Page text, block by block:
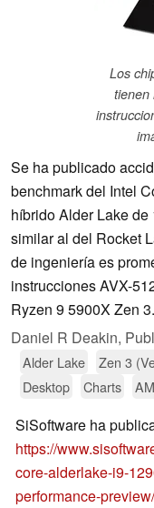
Los
tienen
Se ha publicado
benchmark del Intel
híbrido Alder Lake
similar al del Rocket
de ingeniería es
instrucciones AVX-
Ryzen 9 5900X Zen 3.
Daniel R Deakin,
Alder Lake Zen 3
Desktop
Charts
SiSoftware ha
https://
core-alderlake-i9-
performance-preview/